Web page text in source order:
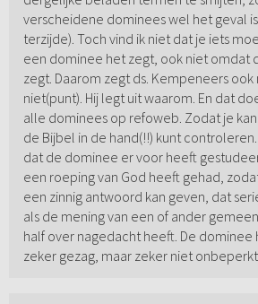
verscheidene dominees wel het geval
terzijde). Toch vind ik niet dat je iets
een dominee het zegt, ook niet omdat
zegt. Daarom zegt ds. Kempeneers
niet(punt). Hij legt uit waarom. En dat
alle dominees op refoweb. Zodat je
de Bijbel in de hand(!!) kunt
dat de dominee er voor heeft
een roeping van God heeft gehad,
een zinnig antwoord kan geven, dat
als de mening van een of ander
half over nagedacht heeft. De dominee
zeker gezag, maar zeker niet